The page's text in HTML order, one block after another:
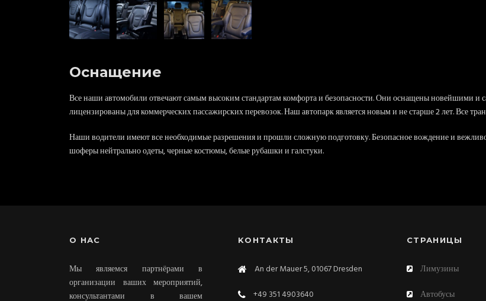
Оснащение
Все наши автомобили отвечают самым высоким стандартам комфорта и безопасности. Они оснащены новейшими
лицензированы для коммерческих пассажирских перевозок. Наш автопарк является новым и не старше 2 лет. Все
Наши водители имеют все необходимые разрешения и прошли сложную подготовку. Безопасное вождение и
шоферы нейтрально одеты, черные костюмы, белые рубашки и галстуки.
О HАС
Мы являемся партнёрами в
организации ваших мероприятий,
консультантами в вашем
KОНТАКТЫ
An der Mauer 5, 01067 Dresden
+49 351 4903640
СТРАНИЦЫ
Лимузины
Автобусы